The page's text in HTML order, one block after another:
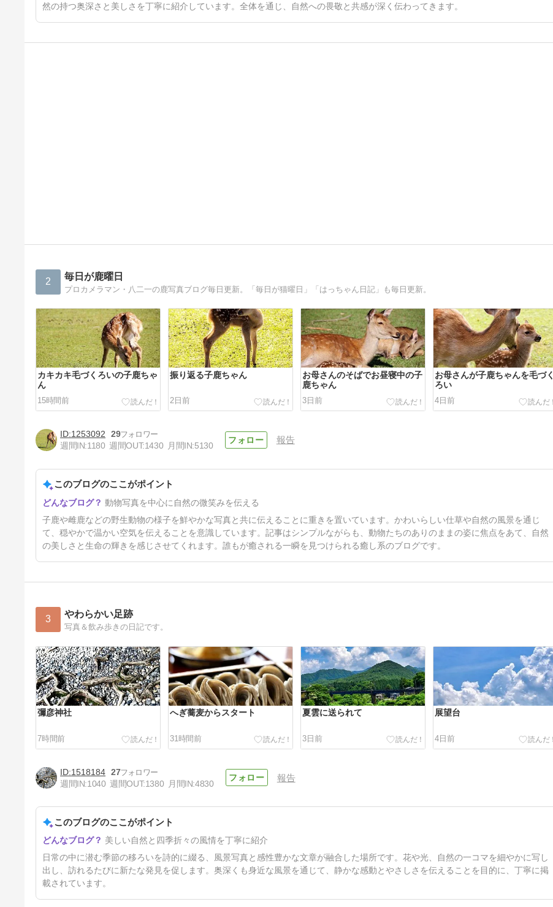
然の持つ奥深さと美しさを丁寧に紹介しています。全体を通じ、自然への畏敬と共感が深く伝わってきます。
2 毎日が鹿曜日
プロカメラマン・八二一の鹿写真ブログ毎日更新。「毎日が猫曜日」「はっちゃん日記」も毎日更新。
カキカキ毛づくろいの子鹿ちゃ
ん
15時間前
振り返る子鹿ちゃん
2日前
お母さんのそばでお昼寝中の子
鹿ちゃん
3日前
お母さんが子鹿ちゃんを毛づく
ろい
4日前
切り株と子鹿ちゃん
5日前
1253092
29
週間IN:1180 週間OUT:1430 月間IN:5130
報告
このブログのここがポイント
動物写真を中心に自然の微笑みを伝える
子鹿や雌鹿などの野生動物の様子を鮮やかな写真と共に伝えることに重きを置いています。かわいらしい仕草や自然の風景を通じ
て、穏やかで温かい空気を伝えることを意識しています。記事はシンプルながらも、動物たちのありのままの姿に焦点をあて、自然
の美しさと生命の輝きを感じさせてくれます。誰もが癒される一瞬を見つけられる癒し系のブログです。
3 やわらかい足跡
写真＆飲み歩きの日記です。
彌彦神社
7時間前
へぎ蕎麦からスタート
31時間前
夏雲に送られて
3日前
展望台
4日前
奥の院
5日前
1518184 27
週間IN:1040 週間OUT:1380 月間IN:4830
報告
このブログのここがポイント
美しい自然と四季折々の風情を丁寧に紹介
日常の中に潜む季節の移ろいを詩的に綴る、風景写真と感性豊かな文章が融合した場所です。花や光、自然の一コマを細やかに写し
出し、訪れるたびに新たな発見を促します。奥深くも身近な風景を通じて、静かな感動とやさしさを伝えることを目的に、丁寧に掲
載されています。